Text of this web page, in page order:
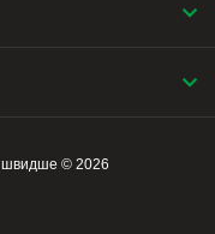
швидше © 2026